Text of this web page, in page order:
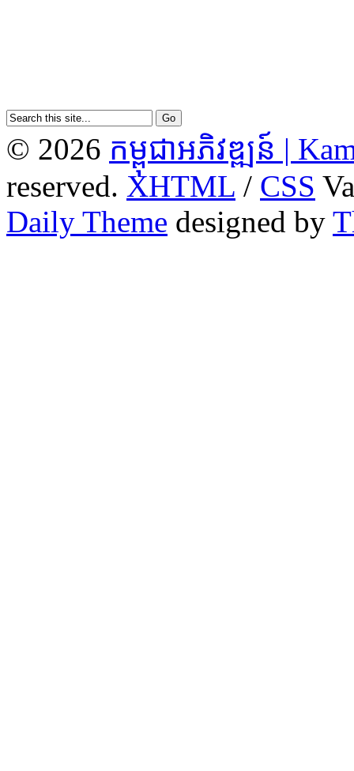
© 2026 កម្ពុជាអភិវឌ្ឍន៍ |
reserved. XHTML / CSS
Daily Theme designed by